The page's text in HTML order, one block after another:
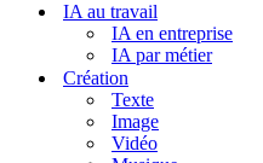
IA au travail
IA en entreprise
IA par métier
Création
Texte
Image
Vidéo